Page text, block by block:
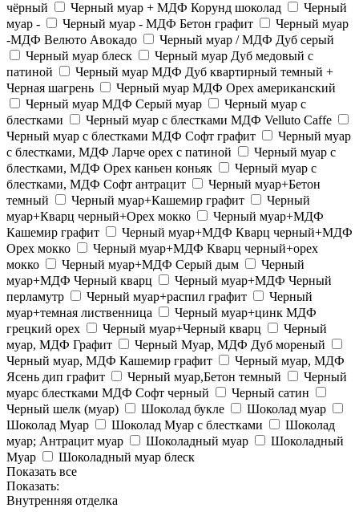
чёрный
Черный муар + МДФ Корунд шоколад
Черный
муар -
Черный муар - МДФ Бетон графит
Черный муар
-МДФ Велюто Авокадо
Черный муар / МДФ Дуб серый
Черный муар блеск
Черный муар Дуб медовый с
патиной
Черный муар МДФ Дуб квартирный темный +
Черная шагрень
Черный муар МДФ Орех американский
Черный муар МДФ Серый муар
Черный муар с
блестками
Черный муар с блестками МДФ Velluto Caffe
Черный муар с блестками МДФ Софт графит
Черный муар
с блестками, МДФ Ларче орех с патиной
Черный муар с
блестками, МДФ Орех каньен коньяк
Черный муар с
блестками, МДФ Софт антрацит
Черный муар+Бетон
темный
Черный муар+Кашемир графит
Черный
муар+Кварц черный+Орех мокко
Черный муар+МДФ
Кашемир графит
Черный муар+МДФ Кварц черный+МДФ
Орех мокко
Черный муар+МДФ Кварц черный+орех
мокко
Черный муар+МДФ Серый дым
Черный
муар+МДФ Черный кварц
Черный муар+МДФ Черный
перламутр
Черный муар+распил графит
Черный
муар+темная лиственница
Черный муар+цинк МДФ
грецкий орех
Черный муар+Черный кварц
Черный
муар, МДФ Графит
Черный Муар, МДФ Дуб мореный
Черный муар, МДФ Кашемир графит
Черный муар, МДФ
Ясень дип графит
Черный муар,Бетон темный
Черный
муарс блестками МДФ Софт черный
Черный сатин
Черный шелк (муар)
Шоколад букле
Шоколад муар
Шоколад Муар
Шоколад Муар с блестками
Шоколад
муар; Антрацит муар
Шоколадный муар
Шоколадный
Муар
Шоколадный муар блеск
Показать все
Показать:
Внутренняя отделка